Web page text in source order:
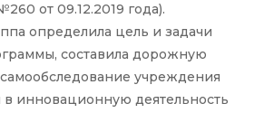
от 09.12.2019 года).
определила цель и задачи
составила дорожную
учреждения
в инновационную деятельность